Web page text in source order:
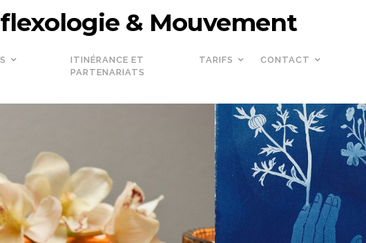
& Mouvement
ITINÉRANCE ET
PARTENARIATS
TARIFS CONTACT